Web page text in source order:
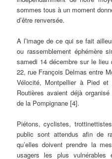
sommes tous à un moment
d’être renversée.
A l’image de ce qui se fait
ou rassemblement éphémère
samedi 14 décembre sur le lieu
22, rue François Delmas entre
Vélocité, Montpellier à Pied
Routières avaient déjà
de la Pompignane [4].
Piétons, cyclistes,
public sont attendus afin de
qu’elles doivent prendre la
usagers les plus vulnérables